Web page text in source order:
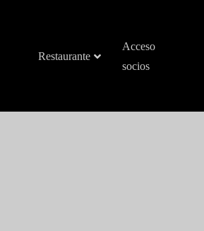
Restaurante
Acceso
socios